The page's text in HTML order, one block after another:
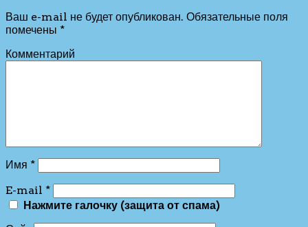
Ваш e-mail не будет опубликован. Обязательные поля
помечены *
Комментарий
Имя *
E-mail *
Нажмите галочку (защита от спама)